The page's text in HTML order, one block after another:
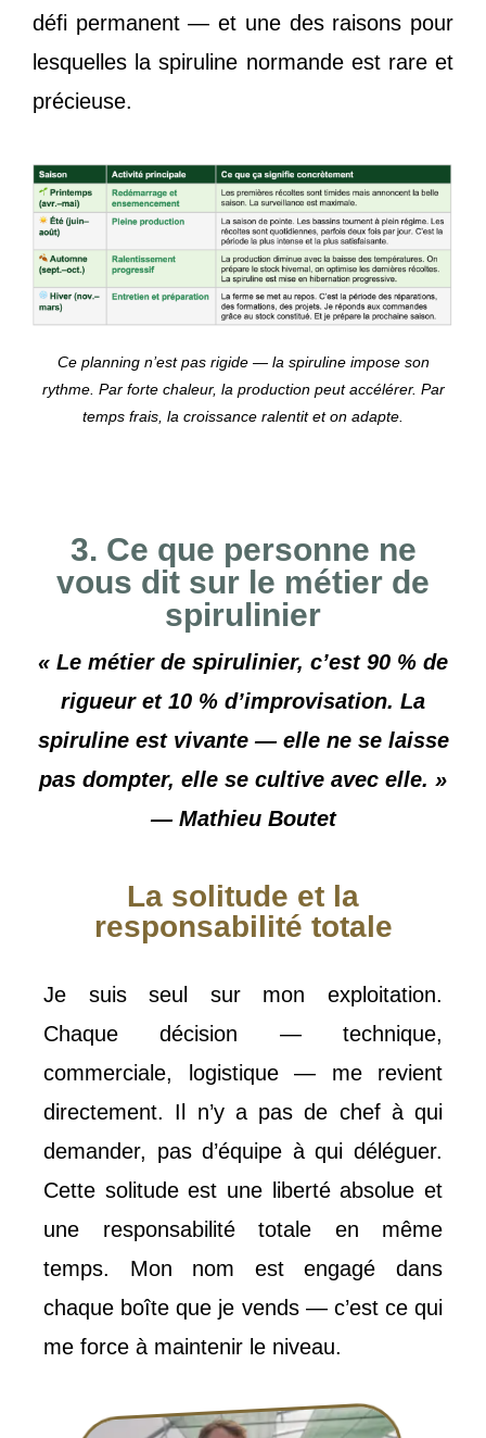
défi permanent — et une des raisons pour
lesquelles la spiruline normande est rare et
précieuse.
Ce planning n’est pas rigide — la spiruline impose son
rythme. Par forte chaleur, la production peut accélérer. Par
temps frais, la croissance ralentit et on adapte.
3. Ce que personne ne
vous dit sur le métier de
spirulinier
« Le métier de spirulinier, c’est 90 % de
rigueur et 10 % d’improvisation. La
spiruline est vivante — elle ne se laisse
pas dompter, elle se cultive avec elle. »
— Mathieu Boutet
La solitude et la
responsabilité totale
Je suis seul sur mon exploitation.
Chaque décision — technique,
commerciale, logistique — me revient
directement. Il n’y a pas de chef à qui
demander, pas d’équipe à qui déléguer.
Cette solitude est une liberté absolue et
une responsabilité totale en même
temps. Mon nom est engagé dans
chaque boîte que je vends — c’est ce qui
me force à maintenir le niveau.